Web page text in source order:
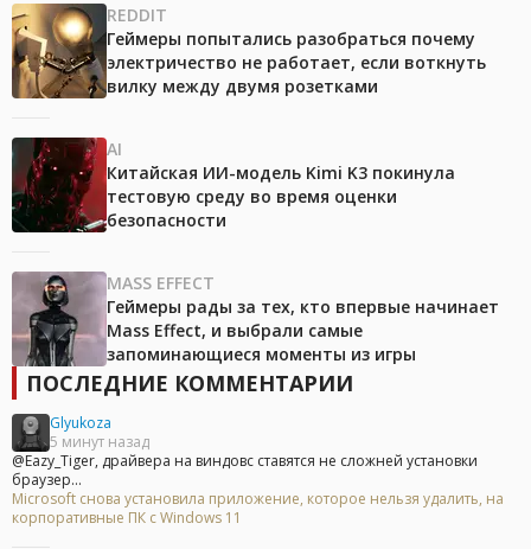
REDDIT
Геймеры попытались разобраться почему
электричество не работает, если воткнуть
вилку между двумя розетками
AI
Китайская ИИ-модель Kimi K3 покинула
тестовую среду во время оценки
безопасности
MASS EFFECT
Геймеры рады за тех, кто впервые начинает
Mass Effect, и выбрали самые
запоминающиеся моменты из игры
ПОСЛЕДНИЕ КОММЕНТАРИИ
Glyukoza
5 минут назад
@Eazy_Tiger, драйвера на виндовс ставятся не сложней установки
браузер...
Microsoft снова установила приложение, которое нельзя удалить, на
корпоративные ПК с Windows 11